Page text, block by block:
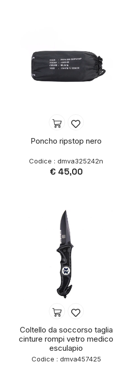
Poncho ripstop nero
Codice : dmva325242n
€ 45,00
Coltello da soccorso taglia
cinture rompi vetro medico
esculapio
Codice : dmva457425